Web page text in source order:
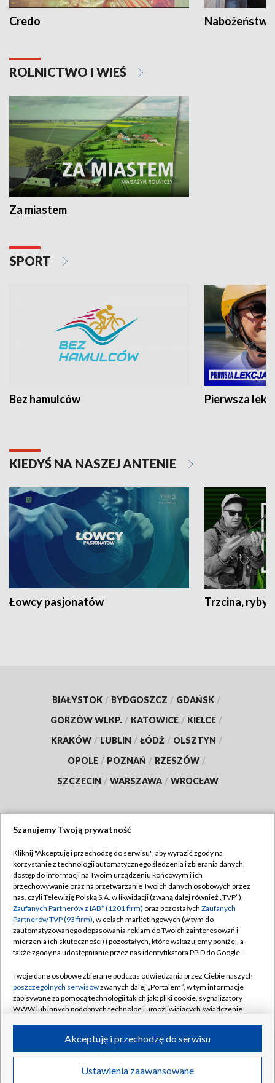
Credo
ROLNICTWO I WIEŚ
Za miastem
SPORT
Bez hamulców Pierwsza
KIEDYŚ NA NASZEJ ANTENIE
Łowcy pasjonatów Trzcina, ryby
BIAŁYSTOK / BYDGOSZCZ / GDAŃSK /
GORZÓW WLKP. / KATOWICE / KIELCE /
KRAKÓW / LUBLIN / ŁÓDŹ / OLSZTYN /
OPOLE / POZNAŃ / RZESZÓW /
SZCZECIN / WARSZAWA / WROCŁAW
TVP
Abonament TVP
Emisja w TVP
Centrum informacji TVP
Naziemna Telewizja Cyfrowa
Rada Programowa
System NOS
Informacje o nadawcy
Program dla prasy
Regulamin TVP
Polityka prywatności
Moje zgody
Pomoc
Kontakt
Kanały
©2026 Telewizja Polska S.A. w likwidacji
Szanujemy Twoją prywatność
Kliknij "Akceptuję i przechodzę do serwisu", aby wyrazić zgody na
korzystanie z technologii automatycznego śledzenia i zbierania danych,
dostęp do informacji na Twoim urządzeniu końcowym i ich
przechowywanie oraz na przetwarzanie Twoich danych osobowych przez
nas, czyli Telewizję Polską S.A. w likwidacji (zwaną dalej również „TVP”),
Zaufanych Partnerów z IAB* (1201 firm) oraz pozostałych Zaufanych
Partnerów TVP (93 firm), w celach marketingowych (w tym do
zautomatyzowanego dopasowania reklam do Twoich zainteresowań i
mierzenia ich skuteczności) i pozostałych, które wskazujemy poniżej, a
także zgody na udostępnianie przez nas identyfikatora PPID do Google.
Twoje dane osobowe zbierane podczas odwiedzania przez Ciebie naszych
poszczególnych serwisówzwanych dalej „Portalem”, w tym informacje
zapisywane za pomocą technologii takich jak: pliki cookie, sygnalizatory
WWW lub innych podobnych technologii umożliwiających świadczenie
ruchu w Internecie.
Twoje dane osobowe zbierane podczas odwiedzania przez Ciebie
poszczególnych serwisówna Portalu, takie jak adresy IP, identyfikatory
Ustawienia zaawansowane
Akceptuję i przechodzę do serwisu